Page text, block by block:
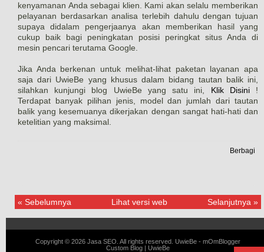
kenyamanan Anda sebagai klien. Kami akan selalu memberikan
pelayanan berdasarkan analisa terlebih dahulu dengan tujuan
supaya didalam pengerjaanya akan memberikan hasil yang
cukup baik bagi peningkatan posisi peringkat situs Anda di
mesin pencari terutama Google.
Jika Anda berkenan untuk melihat-lihat paketan layanan apa
saja dari UwieBe yang khusus dalam bidang tautan balik ini,
silahkan kunjungi blog UwieBe yang satu ini, Klik Disini !
Terdapat banyak pilihan jenis, model dan jumlah dari tautan
balik yang kesemuanya dikerjakan dengan sangat hati-hati dan
ketelitian yang maksimal.
Berbagi
« Sebelumnya Selanjutnya »
Lihat versi web
Copyright © 2026 Jasa SEO . All rights reserved. UwieBe - mOmBlogger
Custom Blog | UwieBe